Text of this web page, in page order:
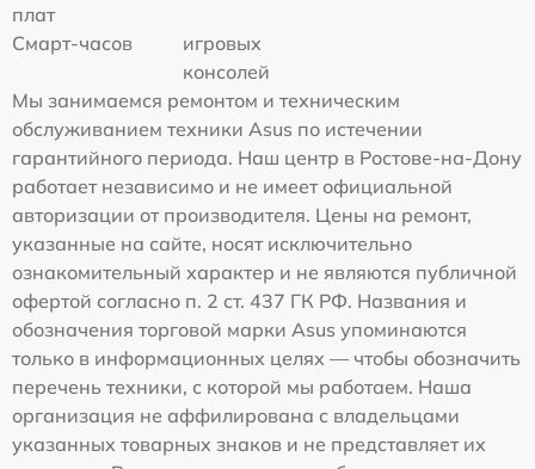
плат
Смарт-часов
игровых
консолей
Мы занимаемся ремонтом и техническим
обслуживанием техники Asus по истечении
гарантийного периода. Наш центр в Ростове-на-Дону
работает независимо и не имеет официальной
авторизации от производителя. Цены на ремонт,
указанные на сайте, носят исключительно
ознакомительный характер и не являются публичной
офертой согласно п. 2 ст. 437 ГК РФ. Названия и
обозначения торговой марки Asus упоминаются
только в информационных целях — чтобы обозначить
перечень техники, с которой мы работаем. Наша
организация не аффилирована с владельцами
указанных товарных знаков и не представляет их